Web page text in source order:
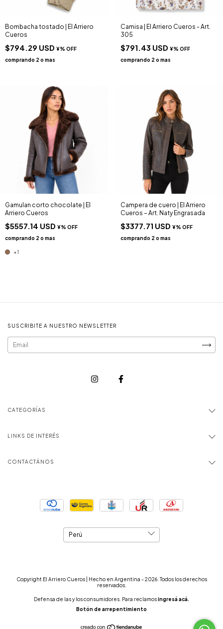
Bombacha tostado | El Arriero
Cueros
$794.29 USD
Camisa | El Arriero Cueros - Art.
305
$791.43 USD
Gamulan corto chocolate | El
Arriero Cueros
$5557.14 USD
+1
Campera de cuero | El Arriero
Cueros – Art. Naty Engrasada
$3377.71 USD
SUSCRIBITE A NUESTRO NEWSLETTER
CATEGORÍAS
LINKS DE INTERÉS
CONTACTÁNOS
Copyright El Arriero Cueros | Hecho en Argentina - 2026. Todos los derechos
reservados.
Defensa de las y los consumidores. Para reclamosingresá acá.
Botón de arrepentimiento